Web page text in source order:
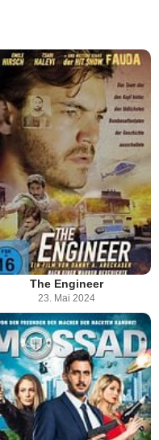
The Engineer
23. Mai 2024